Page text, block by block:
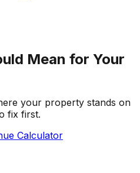
Mean for Your
your property stands on
fix first.
Calculator